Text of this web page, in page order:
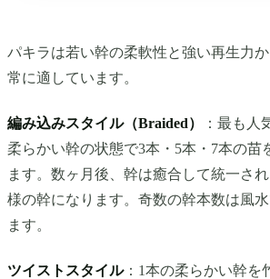
パキラは若い幹の柔軟性と強い再生力
常に適しています。
編み込みスタイル（Braided）
：最も
柔らかい幹の状態で3本・5本・7本の苗
ます。数ヶ月後、幹は癒合して統一さ
様の幹になります。奇数の幹本数は風
ます。
ツイストスタイル：1本の柔らかい幹を